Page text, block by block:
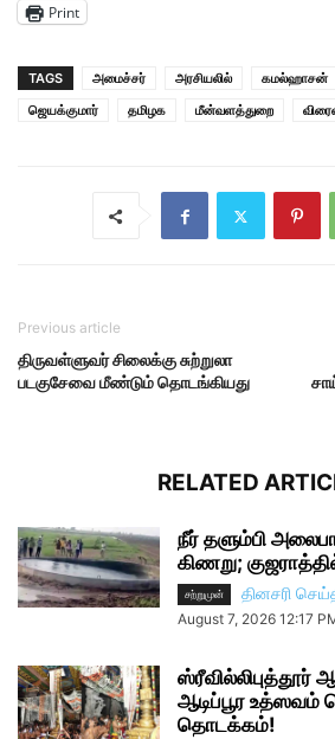
Print
TAGS அமைச்சர் அரசியலில் கமல்ஹாசன்
ஜெயக்குமார்
தமிழக மீன்வளத்துறை
Previous article
திருவள்ளுவர் சிலைக்கு சுற்றுலா
படகுசேவை மீண்டும் தொடங்கியது
RELATED
நீர் தளும்பி
கிணறு;
சற்றுமுன் தினசரி
August 7, 2026 12:17
ஆடிப்பூர உத்ஸவம்
தொடக்கம்!